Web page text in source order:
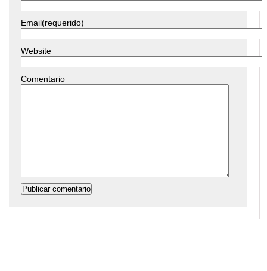
Email(requerido)
Website
Comentario